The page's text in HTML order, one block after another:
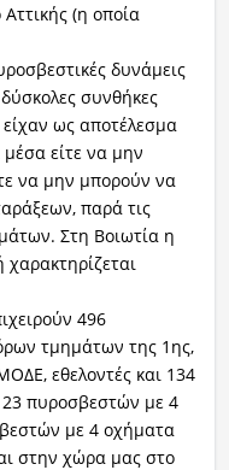
(η οποία
δυνάμεις
συνθήκες
ως αποτέλεσμα
μέσα είτε να μην
να μην μπορούν να
παρά τις
Στη Βοιωτία η
496
τμημάτων της 1ης,
εθελοντές και 134
πυροσβεστών με 4
με 4 οχήματα
στην χώρα μας στο